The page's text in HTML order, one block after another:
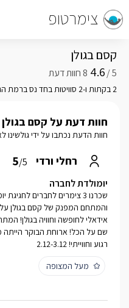
צימרטופ
קסם בגולן
5 /
4.6
2 בקתות ו-2 סוויטות בחד נס ברמת הגולן
חוות דעת על קסם בגולן
חוות הדעת נכתבו על ידי
רחלי ורדי 5/5
יומולדת לחברה
שכרנו 3 צימרים לחברים
והמתחם המפנק של קסם בגולן
אידאלי לחופשה וחוויה בגולן!
שם על הכל! ארוחת הבוקר הייתה
רגוע וחווייתי! 2.12-3.12
מעל המצופה